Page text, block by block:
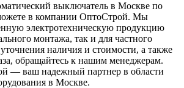
выключатель в Москве по
в компании ОптоСтрой. Мы
электротехническую продукцию
монтажа, так и для частного
наличия и стоимости, а также
обращайтесь к нашим менеджерам.
— ваш надежный партнер в области
в Москве.